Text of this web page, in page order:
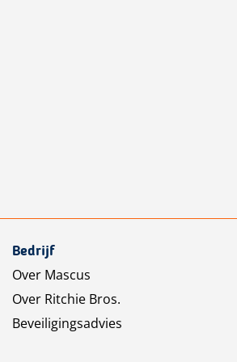
Bedrijf
Over Mascus
Over Ritchie Bros.
Beveiligingsadvies